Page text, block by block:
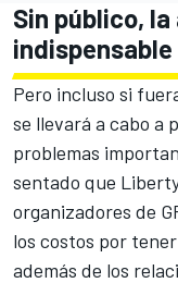
Sin público,
indispensable
Pero incluso si
se llevará a cabo a
problemas
sentado que
organizadores de
los costos por
además de los